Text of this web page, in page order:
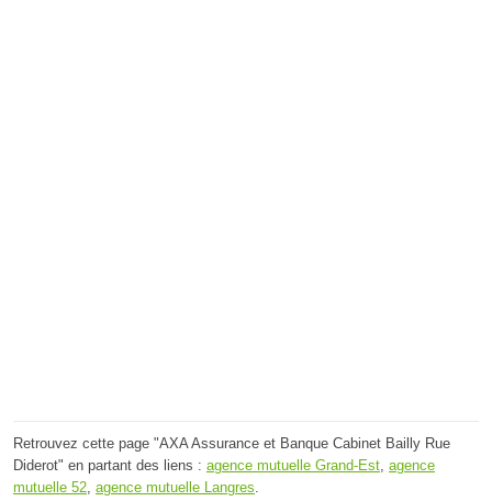
Retrouvez cette page "AXA Assurance et Banque Cabinet Bailly Rue
Diderot" en partant des liens : agence mutuelle Grand-Est, agence
mutuelle 52, agence mutuelle Langres.